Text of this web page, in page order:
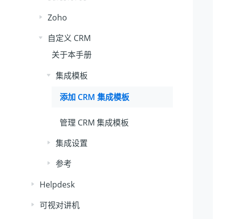
Zoho
自定义 CRM
关于本手册
集成模板
添加 CRM 集成模板
管理 CRM 集成模板
集成设置
参考
Helpdesk
可视对讲机